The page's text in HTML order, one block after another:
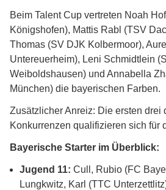
Beim Talent Cup vertreten Noah
Königshofen), Mattis Rabl (TSV
Thomas (SV DJK Kolbermoor),
Untereuerheim), Leni Schmidtlein
Weiboldshausen) und Annabella
München) die bayerischen Farben.
Zusätzlicher Anreiz: Die ersten drei
Konkurrenzen qualifizieren sich für
Bayerische Starter im Überblick:
Jugend 11: Cull, Rubio (FC
Lungkwitz, Karl (TTC